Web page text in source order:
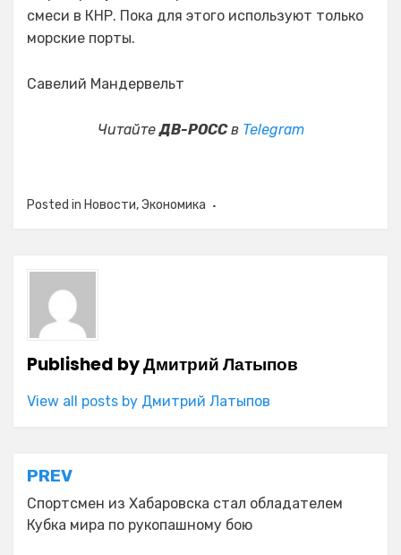
смеси в КНР. Пока для этого используют только
морские порты.
Савелий Мандервельт
ЧитайтеДВ-РОССв Telegram
Posted in Новости,Экономика
Published byДмитрий Латыпов
View all posts by Дмитрий Латыпов
Навигация
по
записям
PREV
Спортсмен из Хабаровска стал обладателем
Кубка мира по рукопашному бою